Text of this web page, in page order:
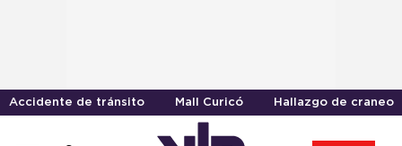
Accidente de tránsito Mall Curicó Hallazgo de craneo